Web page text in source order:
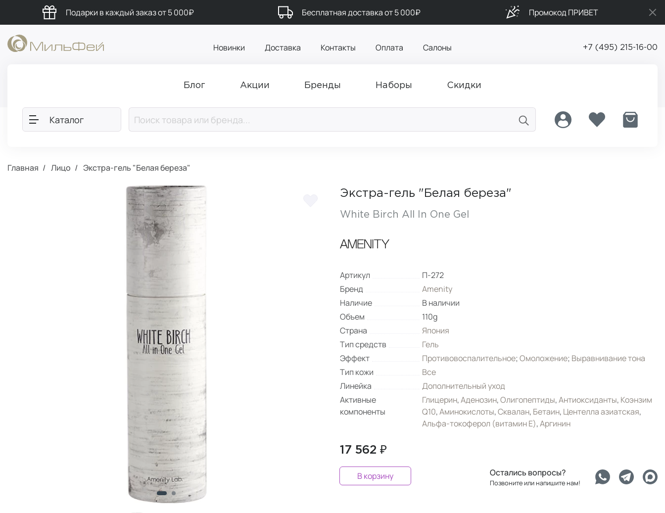
Подарки в каждый заказ от 5 000₽ Бесплатная доставка от 5 000₽ Промокод ПРИВЕТ
Новинки Доставка Контакты Оплата Салоны +7 (495) 215-16-00
Блог Акции Бренды Наборы Скидки
Каталог
Главная Лицо Экстра-гель "Белая береза"
Экстра-гель "Белая береза"
White Birch All In One Gel
Артикул
П-272
Бренд
Amenity
Наличие
В наличии
Объем
110g
Страна
Япония
Тип средств
Гель
Эффект
Противовоспалительное;Омоложение; Выравнивание тона
Тип кожи
Все
Линейка
Дополнительный уход
Активные
компоненты
Глицерин,Аденозин,Олигопептиды,Антиоксиданты, Коэнзим
Q10,Аминокислоты,Сквалан, Бетаин, Центелла азиатская,
Альфа-токоферол (витамин Е),Аргинин
17 562 ₽
В корзину Остались вопросы?
Позвоните или напишите нам!